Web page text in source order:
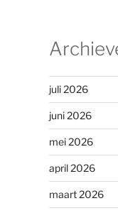
juli 2026
juni 2026
mei 2026
april 2026
maart 2026